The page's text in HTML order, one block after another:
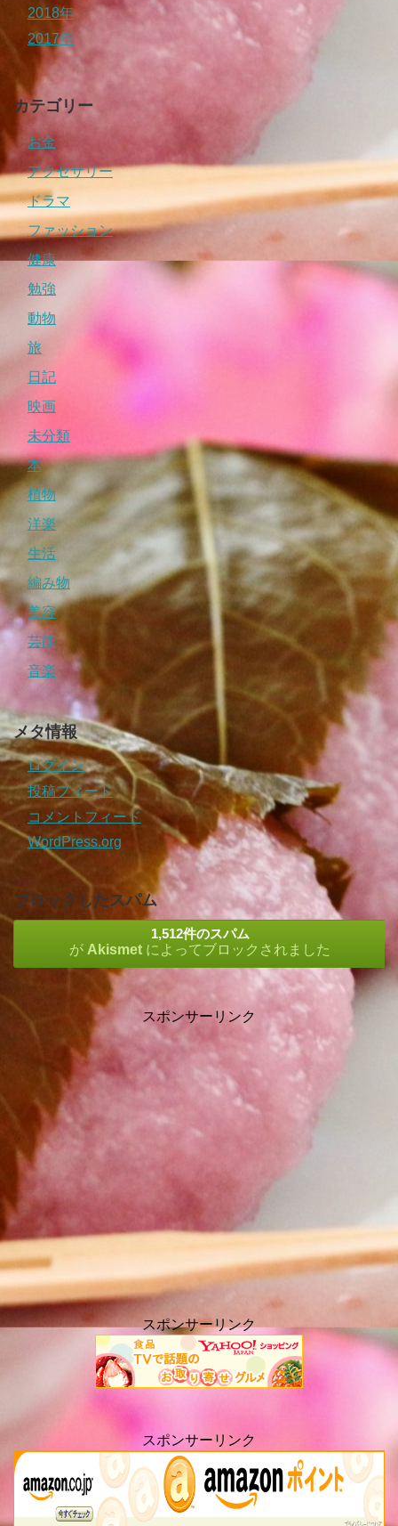
2018年
2017年
カテゴリー
お金
アクセサリー
ドラマ
ファッション
健康
勉強
動物
旅
日記
映画
未分類
本
植物
洋楽
生活
編み物
美容
芸能
音楽
メタ情報
ログイン
投稿フィード
コメントフィード
WordPress.org
ブロックしたスパム
1,512件のスパム
が Akismet によってブロックされました
スポンサーリンク
スポンサーリンク
スポンサーリンク